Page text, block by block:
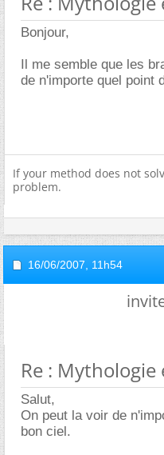
Bonjour,
Il me semble que les
de n'importe quel point
If your method does not
problem.
16/06/2007, 11h54
Re : Mythologie
Salut,
On peut la voir de
bon ciel.